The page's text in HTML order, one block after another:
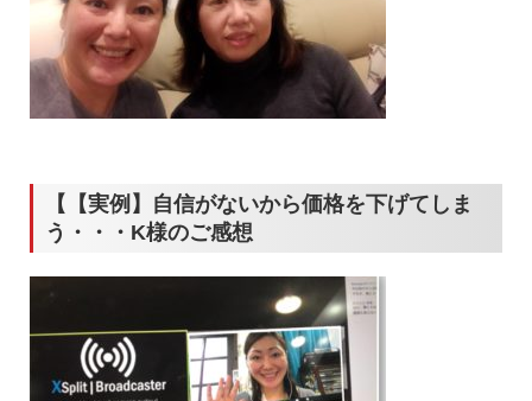
【【実例】自信がないから価格を下げてしま
う・・・K様のご感想